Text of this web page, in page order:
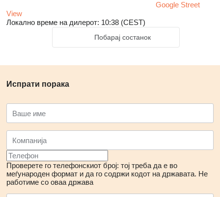
Google Street
View
Локално време на дилерот: 10:38 (CEST)
Побарај состанок
Испрати порака
Проверете го телефонскиот број: тој треба да е во
меѓународен формат и да го содржи кодот на државата. Не
работиме со оваа држава